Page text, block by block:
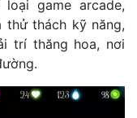
game arcade,
thử thách kỹ năng,
trí thăng hoa, nơi